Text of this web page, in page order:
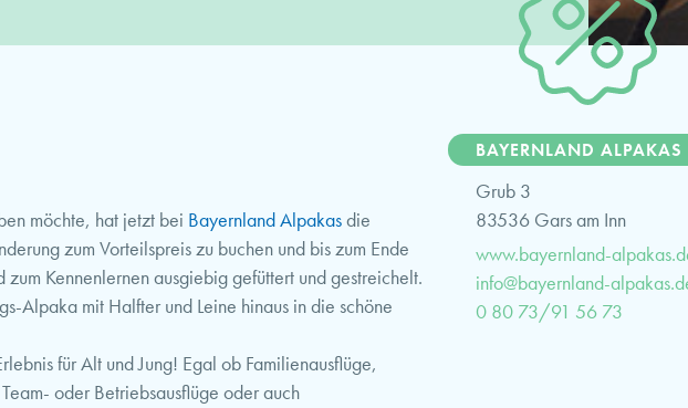
möchte, hat jetzt bei Bayernland Alpakasdie
zum Vorteilspreis zu buchen und bis zum Ende
zum Kennenlernen ausgiebig gefüttert und gestreichelt.
Alpaka mit Halfter und Leine hinaus in die schöne
für Alt und Jung! Egal ob Familienausflüge,
oder Betriebsausflüge oder auch
BAYERNLAND ALPAKAS
Grub 3
83536 Gars am Inn
www.bayernland-
info@bayernland-
0 80 73/91 56 73